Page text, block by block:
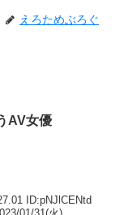
えろためぶろぐ
AV女優